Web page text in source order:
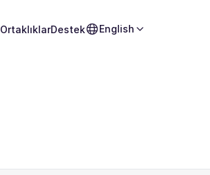
OrtaklıklarDestek English